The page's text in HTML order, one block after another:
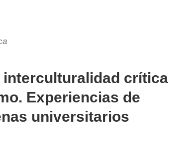
crítica
Experiencias de
universitarios